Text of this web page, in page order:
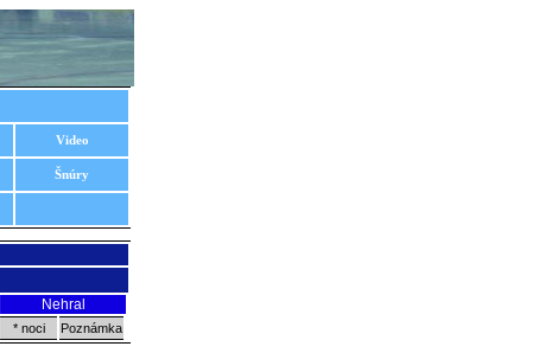
Video
Šnúry
Nehral
* noci Poznámka